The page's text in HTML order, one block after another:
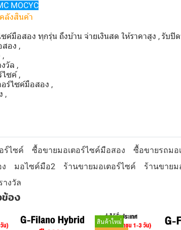
MOCYC
คลังสินค้า
ค์มือสอง ทุกรุ่น ถึงบ้าน จ่ายเงินสด ให้ราคาสูง , รับ
สอง ,
,
วัล ,
ไซค์ ,
ร์ไซค์มือสอง ,
,
ร์ไซค์ ซื้อขายมอเตอร์ไซค์มือสอง ซื้อขายรถมอ
มอไซค์มือ2 ร้านขายมอเตอร์ไซค์ ร้านขายม
างวัล
อง
สินค้าใหม่